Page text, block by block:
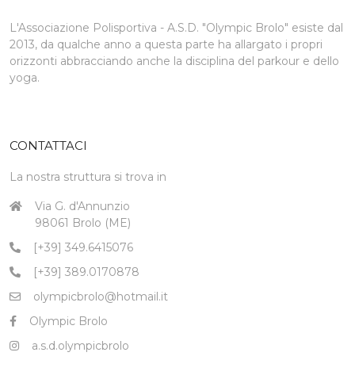
L'Associazione Polisportiva - A.S.D. "Olympic Brolo" esiste dal
2013, da qualche anno a questa parte ha allargato i propri
orizzonti abbracciando anche la disciplina del parkour e dello
yoga.
CONTATTACI
La nostra struttura si trova in
Via G. d'Annunzio
98061 Brolo (ME)
[+39] 349.6415076
[+39] 389.0170878
olympicbrolo@hotmail.it
Olympic Brolo
a.s.d.olympicbrolo